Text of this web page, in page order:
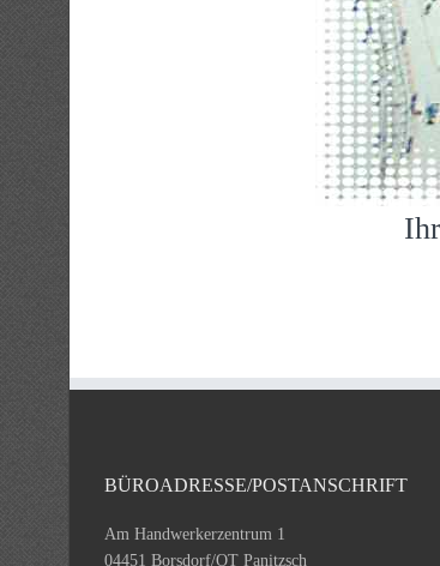
BÜROADRESSE/POSTANSCHRIFT
Am Handwerkerzentrum 1
04451 Borsdorf/OT Panitzsch